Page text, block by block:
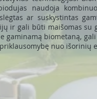
naudoja
ar suskystintas
ir gali būti maišomas
gaminamą biometaną,
nuo išorinių